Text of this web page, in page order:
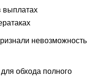
выплатах
невозможность
обхода полного